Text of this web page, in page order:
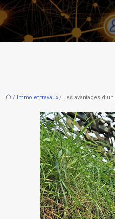
/ Immo et travaux / Les avantages